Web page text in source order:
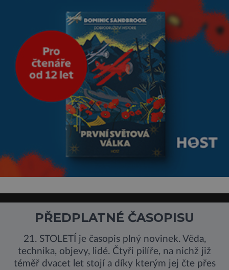
PŘEDPLATNÉ ČASOPISU
21. STOLETÍ je časopis plný novinek. Věda,
technika, objevy, lidé. Čtyři pilíře, na nichž již
téměř dvacet let stojí a díky kterým jej čte přes